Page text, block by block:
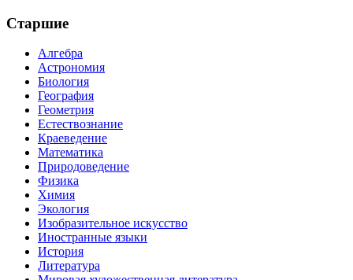
Старшие
Алгебра
Астрономия
Биология
География
Геометрия
Естествознание
Краеведение
Математика
Природоведение
Физика
Химия
Экология
Изобразительное искусство
Иностранные языки
История
Литература